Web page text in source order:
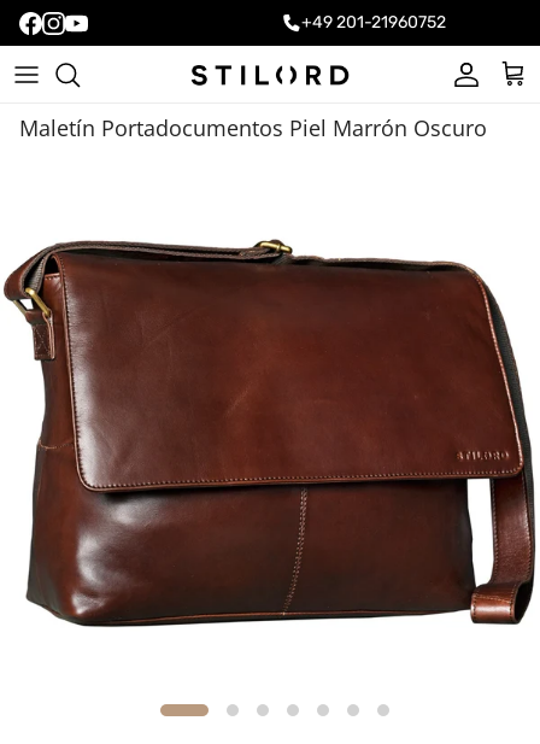
+49 201-21960752
Cuenta
Maletín Portadocumentos Piel Marrón Oscuro